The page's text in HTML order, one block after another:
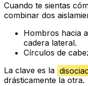
Cuando te sientas
combinar dos
Hombros hacia
cadera lateral.
Círculos de
La clave es la
drásticamente la otra.